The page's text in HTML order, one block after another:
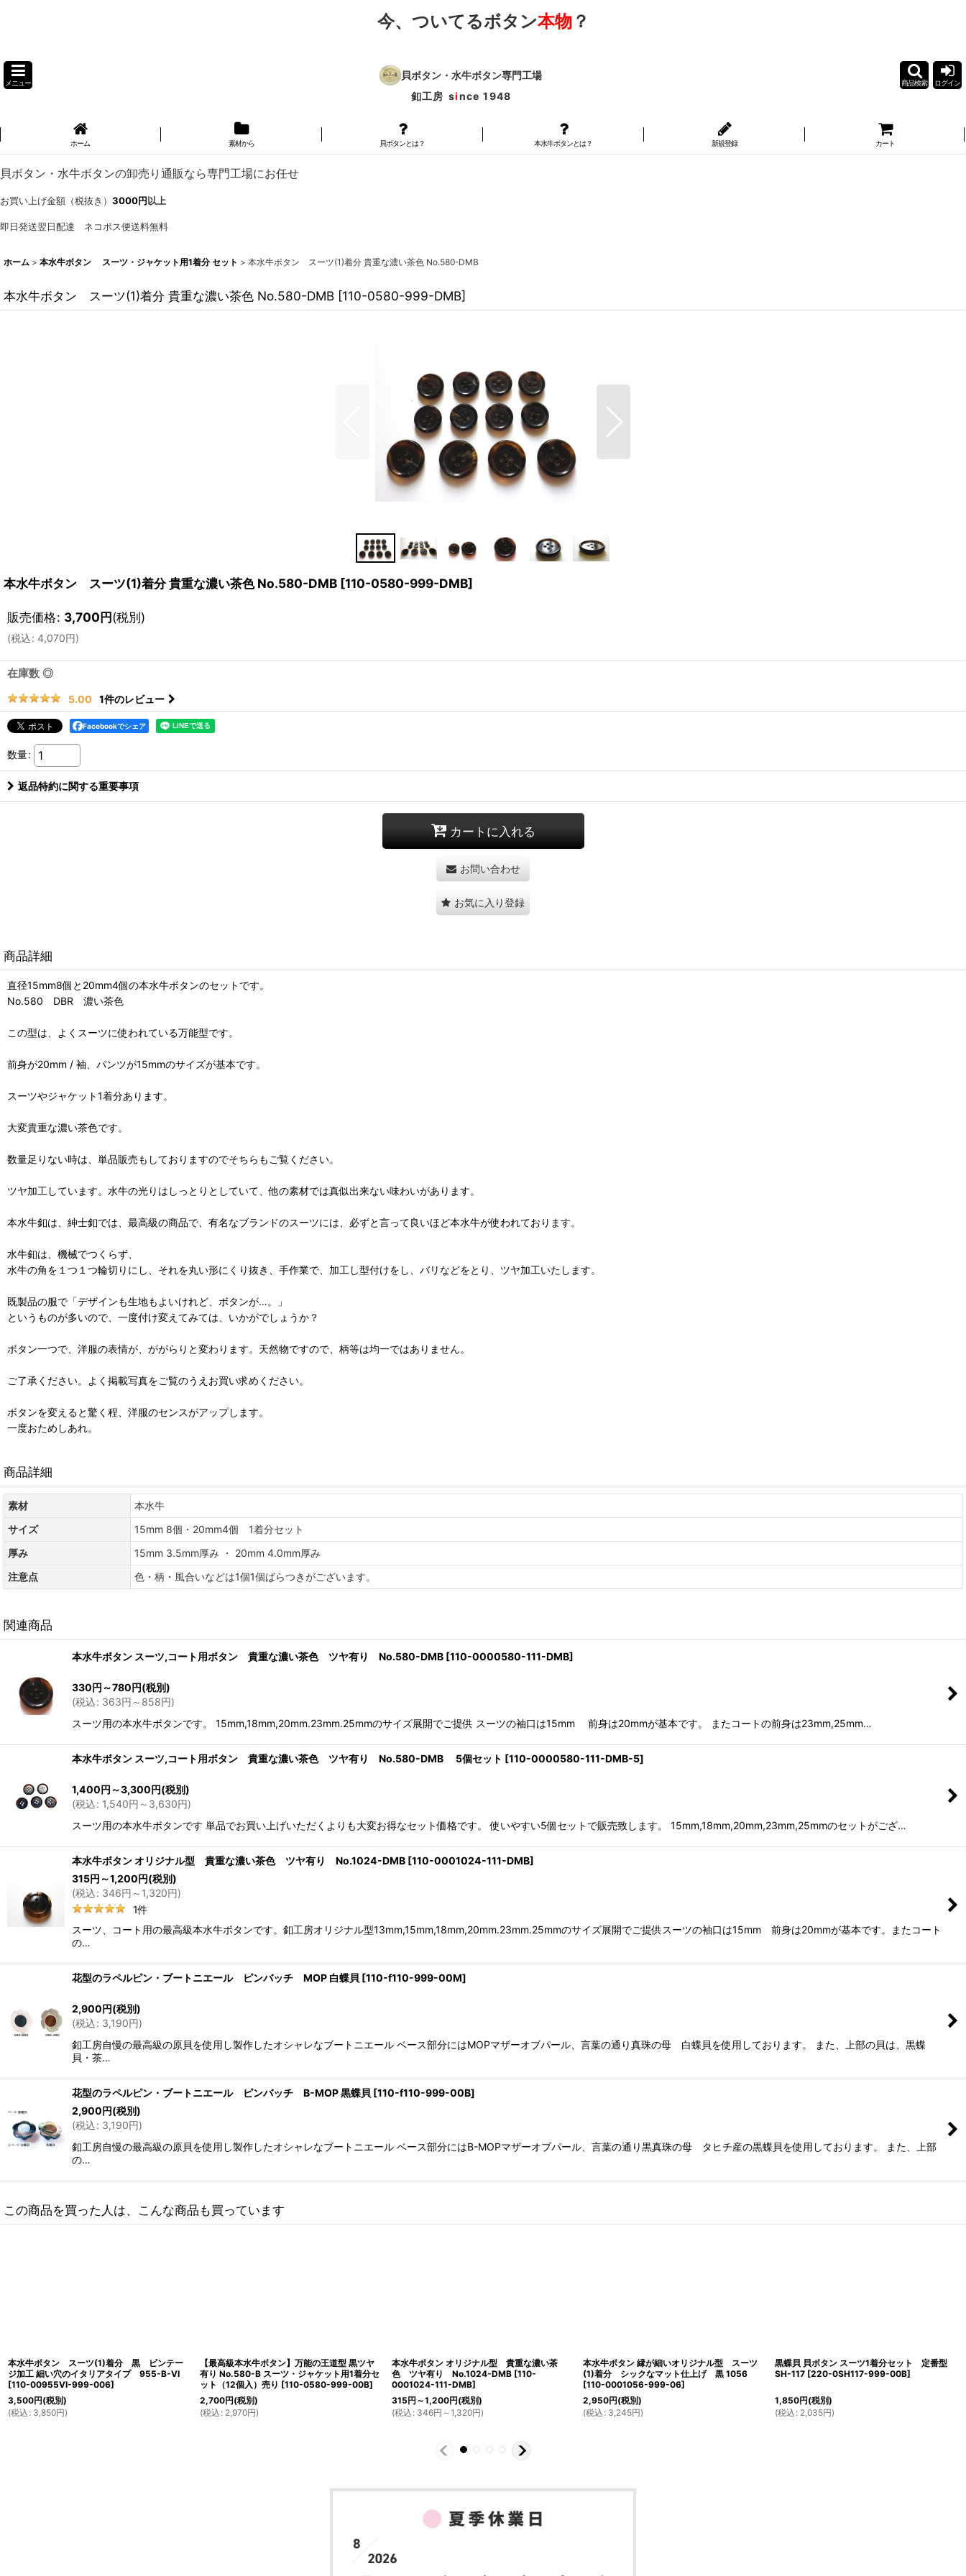
今、ついてるボタン本物？
メニュー
貝ボタン・水牛ボタン専門工場
釦工房 since 1948
商品検索 ログイン
ホーム 素材から 貝ボタンとは？ 本水牛ボタンとは？ 新規登録 カート
貝ボタン・水牛ボタンの卸売り通販なら専門工場にお任せ
お買い上げ金額（税抜き） 3000円以上
即日発送翌日配達 ネコポス便送料無料
ホーム > 本水牛ボタン スーツ・ジャケット用1着分 セット > 本水牛ボタン スーツ(1)着分 貴重な濃い茶色 No.580-DMB
本水牛ボタン スーツ(1)着分 貴重な濃い茶色 No.580-DMB [110-0580-999-DMB]
本水牛ボタン スーツ(1)着分 貴重な濃い茶色 No.580-DMB [110-0580-999-DMB]
販売価格: 3,700円(税別)
(税込: 4,070円)
在庫数 ◎
5.00 1件のレビュー
Facebookでシェア
数量:
返品特約に関する重要事項
カートに入れる
お問い合わせ
お気に入り登録
商品詳細
直径15mm8個と20mm4個の本水牛ボタンのセットです。
No.580 DBR 濃い茶色
この型は、よくスーツに使われている万能型です。
前身が20mm / 袖、パンツが15mmのサイズが基本です。
スーツやジャケット1着分あります。
大変貴重な濃い茶色です。
数量足りない時は、単品販売もしておりますのでそちらもご覧ください。
ツヤ加工しています。水牛の光りはしっとりとしていて、他の素材では真似出来ない味わいがあります。
本水牛釦は、紳士釦では、最高級の商品で、有名なブランドのスーツには、必ずと言って良いほど本水牛が使われております。
水牛釦は、機械でつくらず、
水牛の角を１つ１つ輪切りにし、それを丸い形にくり抜き、手作業で、加工し型付けをし、バリなどをとり、ツヤ加工いたします。
既製品の服で「デザインも生地もよいけれど、ボタンが…。」
というものが多いので、一度付け変えてみては、いかがでしょうか？
ボタン一つで、洋服の表情が、ががらりと変わります。天然物ですので、柄等は均一ではありません。
ご了承ください。よく掲載写真をご覧のうえお買い求めください。
ボタンを変えると驚く程、洋服のセンスがアップします。
一度おためしあれ。
商品詳細
素材
本水牛
サイズ
15mm 8個・20mm4個 1着分セット
厚み
15mm 3.5mm厚み ・ 20mm 4.0mm厚み
注意点
色・柄・風合いなどは1個1個ばらつきがございます。
関連商品
本水牛ボタン スーツ,コート用ボタン 貴重な濃い茶色 ツヤ有り No.580-DMB [110-0000580-111-DMB]
330円 ～780円(税別)
(税込: 363円 ～858円)
スーツ用の本水牛ボタンです。 15mm,18mm,20mm.23mm.25mmのサイズ展開でご提供 スーツの袖口は15mm 前身は20mmが基本です。 またコートの前身は23mm,25mm…
本水牛ボタン スーツ,コート用ボタン 貴重な濃い茶色 ツヤ有り No.580-DMB 5個セット [110-0000580-111-DMB-5]
1,400円 ～3,300円(税別)
(税込: 1,540円 ～3,630円)
スーツ用の本水牛ボタンです 単品でお買い上げいただくよりも大変お得なセット価格です。 使いやすい5個セットで販売致します。 15mm,18mm,20mm,23mm,25mmのセットがござ…
本水牛ボタン オリジナル型 貴重な濃い茶色 ツヤ有り No.1024-DMB [110-0001024-111-DMB]
315円 ～1,200円(税別)
(税込: 346円 ～1,320円)
1件
スーツ、コート用の最高級本水牛ボタンです。釦工房オリジナル型13mm,15mm,18mm,20mm.23mm.25mmのサイズ展開でご提供スーツの袖口は15mm 前身は20mmが基本です。またコート
の…
花型のラペルピン・ブートニエール ピンバッチ MOP 白蝶貝 [110-f110-999-00M]
2,900円(税別)
(税込: 3,190円)
釦工房自慢の最高級の原貝を使用し製作したオシャレなブートニエール ベース部分にはMOPマザーオブパール、言葉の通り真珠の母 白蝶貝を使用しております。 また、上部の貝は、黒蝶
貝・茶…
花型のラペルピン・ブートニエール ピンバッチ B-MOP 黒蝶貝 [110-f110-999-00B]
2,900円(税別)
(税込: 3,190円)
釦工房自慢の最高級の原貝を使用し製作したオシャレなブートニエール ベース部分にはB-MOPマザーオブパール、言葉の通り黒真珠の母 タヒチ産の黒蝶貝を使用しております。 また、上部
の…
この商品を買った人は、こんな商品も買っています
本水牛ボタン スーツ(1)着分 黒 ビンテー
ジ加工 細い穴のイタリアタイプ 955-B-VI
[110-00955VI-999-006]
3,500円(税別)
(税込 : 3,850円)
【最高級本水牛ボタン】万能の王道型 黒ツヤ
有り No.580-B スーツ・ジャケット用1着分セ
ット（12個入）売り [110-0580-999-00B]
2,700円(税別)
(税込 : 2,970円)
本水牛ボタン オリジナル型 貴重な濃い茶
色 ツヤ有り No.1024-DMB [110-
0001024-111-DMB]
315円 ～1,200円(税別)
(税込 : 346円 ～1,320円)
本水牛ボタン 縁が細いオリジナル型 スーツ
(1)着分 シックなマット仕上げ 黒 1056
[110-0001056-999-06]
2,950円(税別)
(税込 : 3,245円)
黒蝶貝 貝ボタン スーツ1着分セット 定番型
SH-117 [220-0SH117-999-00B]
1,850円(税別)
(税込 : 2,035円)